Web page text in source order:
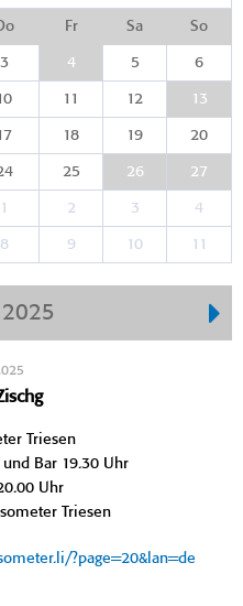
Fr Sa So
3 4 5 6
11 12 13
18 19 20
25 26 27
1 2 3 4
8 9 10 11
2025
Triesen
Bar 19.30 Uhr
Uhr
Triesen
?page=20&lan=de